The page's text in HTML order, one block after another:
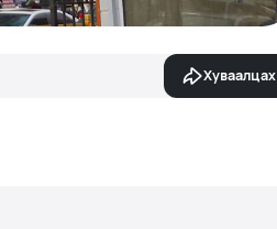
Хуваалцах